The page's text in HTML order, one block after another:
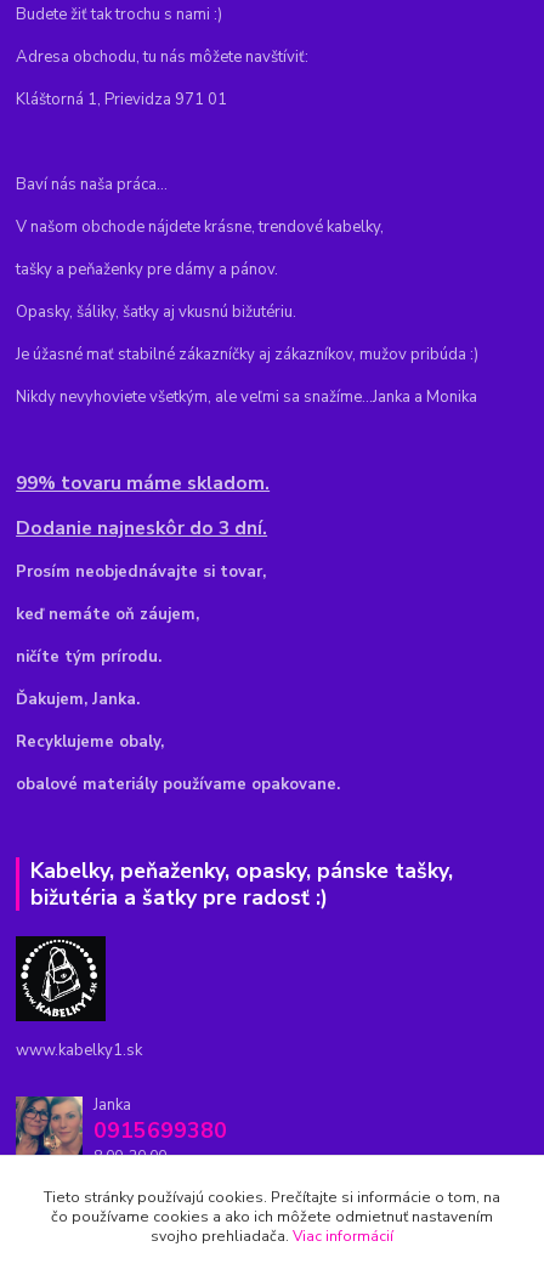
Budete žiť tak trochu s nami :)
Adresa obchodu, tu nás môžete navštíviť:
Kláštorná 1, Prievidza 971 01
Baví nás naša práca...
V našom obchode nájdete krásne, trendové kabelky,
tašky a peňaženky pre dámy a pánov.
Opasky, šáliky, šatky aj vkusnú bižutériu.
Je úžasné mať stabilné zákazníčky aj zákazníkov, mužov pribúda :)
Nikdy nevyhoviete všetkým, ale veľmi sa snažíme...Janka a Monika
99% tovaru máme skladom.
Dodanie najneskôr do 3 dní.
Prosím neobjednávajte si tovar,
keď nemáte oň záujem,
ničíte tým prírodu.
Ďakujem, Janka.
Recyklujeme obaly,
obalové materiály používame opakovane.
Kabelky, peňaženky, opasky, pánske tašky,
bižutéria a šatky pre radosť :)
www.kabelky1.sk
Janka
0915699380
8.00-20.00
kabelky1.sk@gmail.com
Tieto stránky používajú cookies. Prečítajte si informácie o tom, na
čo používame cookies a ako ich môžete odmietnuť nastavením
svojho prehliadača. Viac informácií